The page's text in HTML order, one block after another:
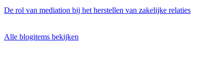
De rol van mediation bij het herstellen van zakelijke relaties
Alle blogitems bekijken